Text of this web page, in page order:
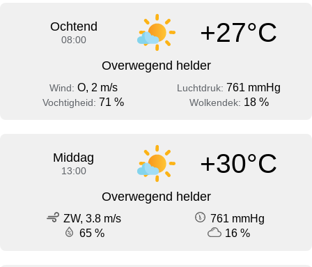
Ochtend
08:00 +27°C
Overwegend helder
Wind: O, 2 m/s Luchtdruk: 761 mmHg
Vochtigheid: 71 % Wolkendek: 18 %
Middag
13:00 +30°C
Overwegend helder
ZW, 3.8 m/s
761 mmHg
65 %
16 %